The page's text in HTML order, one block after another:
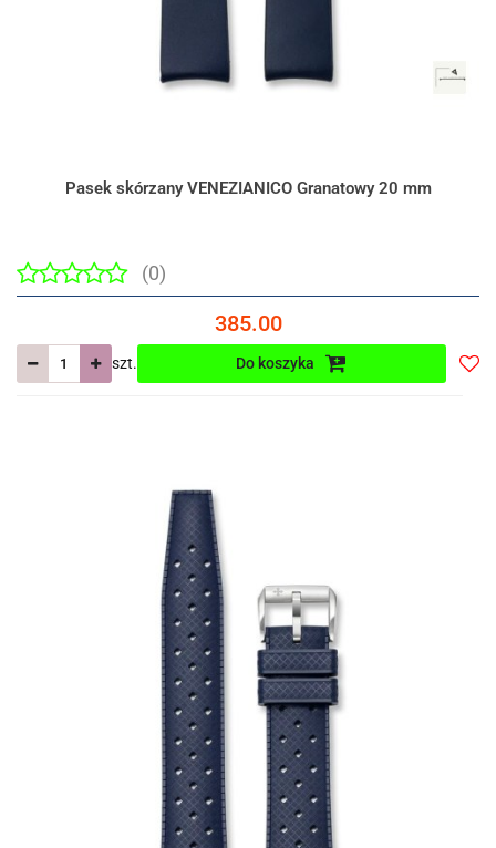
Pasek skórzany VENEZIANICO Granatowy 20 mm
(0)
385.00
szt. Do koszyka